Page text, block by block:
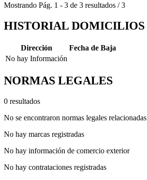
Mostrando Pág. 1 - 3 de 3 resultados /3
HISTORIAL DOMICILIOS
Dirección
Fecha de Baja
No hay Información
NORMAS LEGALES
0 resultados
No se encontraron normas legales relacionadas
No hay marcas registradas
No hay información de comercio exterior
No hay contrataciones registradas